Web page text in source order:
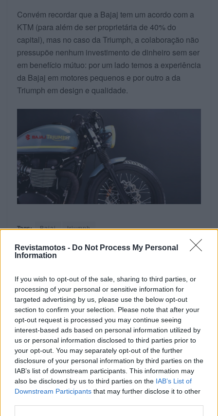
Revistamotos - Do Not Process My Personal
Information
If you wish to opt-out of the sale, sharing to third parties, or
processing of your personal or sensitive information for
targeted advertising by us, please use the below opt-out
section to confirm your selection. Please note that after your
opt-out request is processed you may continue seeing
interest-based ads based on personal information utilized by
us or personal information disclosed to third parties prior to
your opt-out. You may separately opt-out of the further
disclosure of your personal information by third parties on the
IAB’s list of downstream participants. This information may
also be disclosed by us to third parties on the IAB’s List of
Downstream Participants that may further disclose it to other
Convém recordar que a Bajaj tem um acordo com a
KTM (para além de ser proprietária de 40% do
capital), mas no caso da Triumph, a colaboração não
pressupõe nenhum investimento de dinheiro sem ser
em benefício mútuo: por um lado temos a experiência
da Bajaj em motores pequenos e por outro a da
Triumph em design e qualidade.
Tags: Bajaj triumph
RELACIONADOS